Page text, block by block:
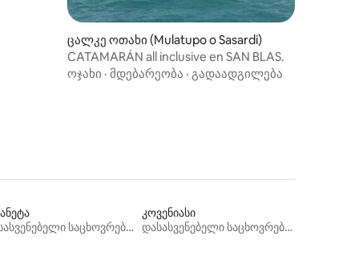
ცალკე ოთახი (Mulatupo o Sasardi)
CATAMARÁN all inclusive en SAN BLAS.
ოჯახი · მდებარეობა · გადაადგილება
დასასვენებელი საცხოვრებლები
კოვენიასი
დასასვენებელი საცხოვრებლები